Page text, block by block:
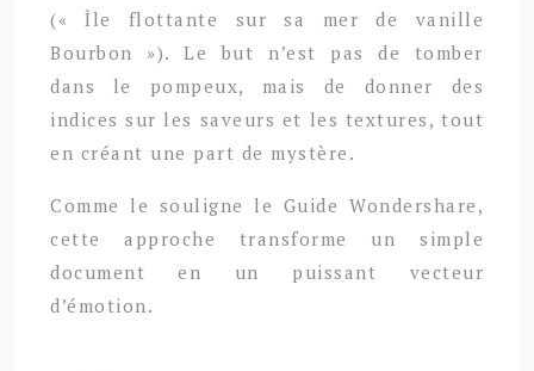
(« Île flottante sur sa mer de vanille
Bourbon »). Le but n’est pas de tomber
dans le pompeux, mais de donner des
indices sur les saveurs et les textures, tout
en créant une part de mystère.
Comme le souligne le Guide Wondershare,
cette approche transforme un simple
document en un puissant vecteur
d’émotion.